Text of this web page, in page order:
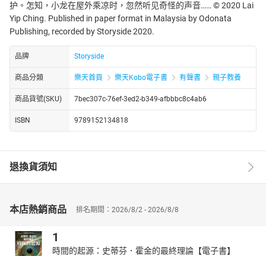
护。怎知，小龙在屋外乘凉时，忽然听见奇怪的声音…… © 2020 Lai
Yip Ching. Published in paper format in Malaysia by Odonata
Publishing, recorded by Storyside 2020.
品牌 Storyside
商品分類 樂天首頁 樂天Kobo電子書 有聲書 親子教養
商品貨號(SKU) 7bec307c-76ef-3ed2-b349-afbbbc8c4ab6
ISBN 9789152134818
退換貨須知
本店熱銷商品 排名期間：2026/8/2 - 2026/8/8
1
時間的起源：史蒂芬．霍金的最終理論【電子書】